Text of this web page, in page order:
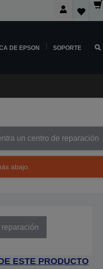
DE EPSON SOPORTE
un centro de reparación
abajo.
ESTE PRODUCTO